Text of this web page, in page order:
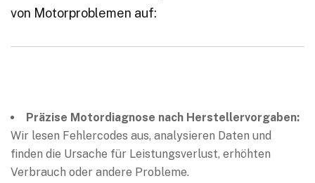
von Motorproblemen auf:
Präzise Motordiagnose nach Herstellervorgaben:
Wir lesen Fehlercodes aus, analysieren Daten und
finden die Ursache für Leistungsverlust, erhöhten
Verbrauch oder andere Probleme.